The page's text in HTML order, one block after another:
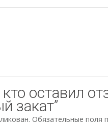
оставил
закат”
Обязательные поля